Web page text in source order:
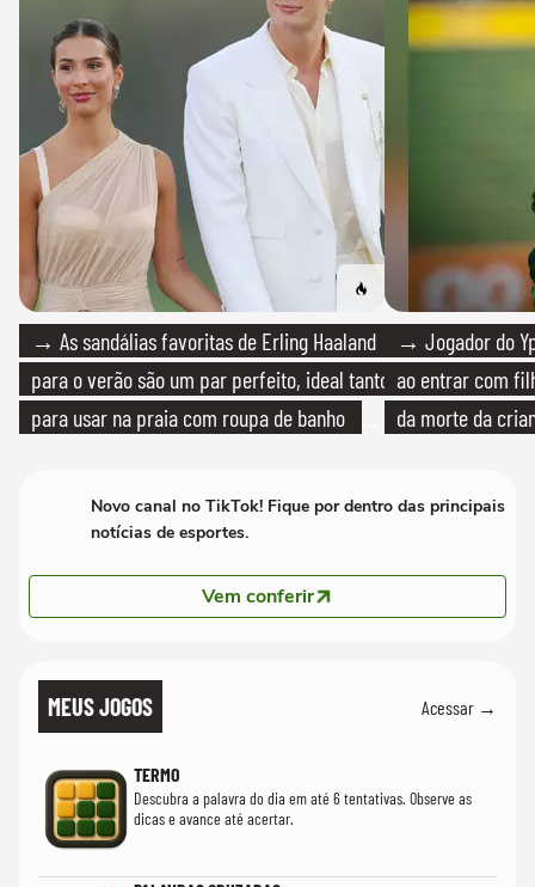
→ As sandálias favoritas de Erling Haaland
para o verão são um par perfeito, ideal tanto
para usar na praia com roupa de banho
→ Jogador do
ao entrar com
da morte da
Novo canal no TikTok! Fique por dentro das principais
notícias de esportes.
Vem conferir
MEUS JOGOS Acessar →
TERMO
Descubra a palavra do dia em até 6 tentativas. Observe as
dicas e avance até acertar.